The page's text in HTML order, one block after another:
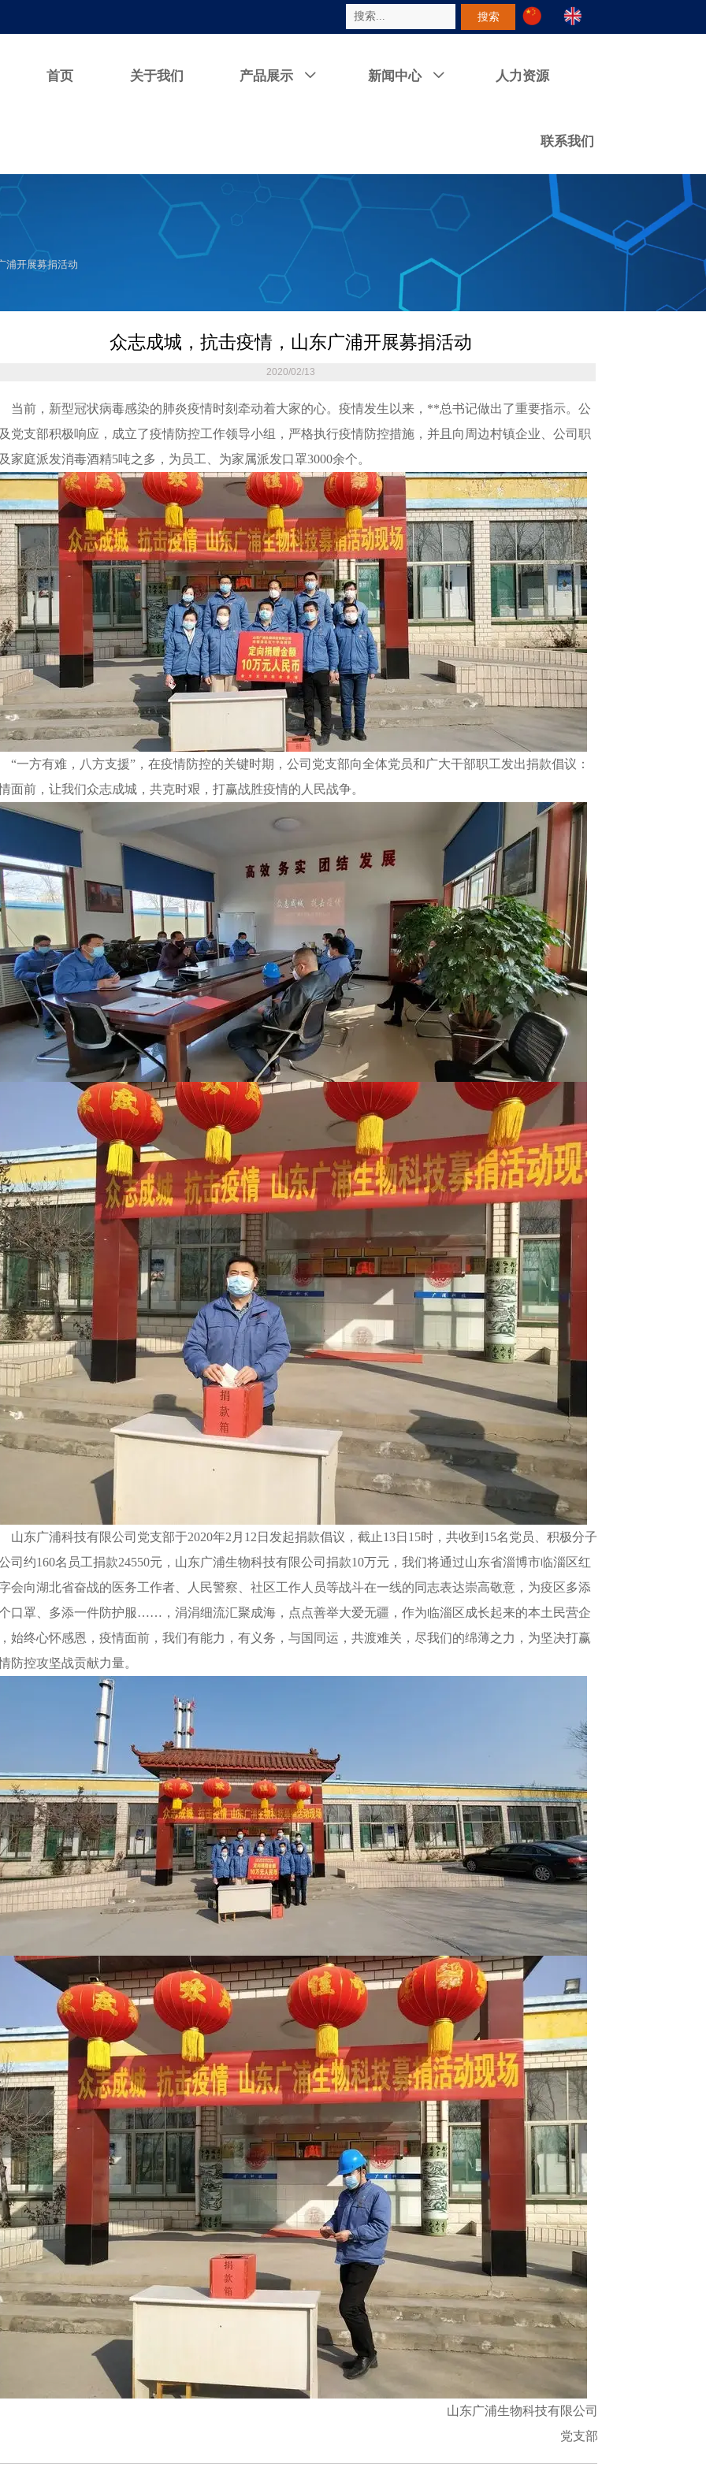
搜索
首页 关于我们 产品展示  新闻中心  人力资源
联系我们
浦开展募捐活动
众志成城，抗击疫情，山东广浦开展募捐活动
2020/02/13
当前，新型冠状病毒感染的肺炎疫情时刻牵动着大家的心。疫情发生以来，**总书记做出了重要指示。公
党支部积极响应，成立了疫情防控工作领导小组，严格执行疫情防控措施，并且向周边村镇企业、公司职
家庭派发消毒酒精5吨之多，为员工、为家属派发口罩3000余个。
“一方有难，八方支援”，在疫情防控的关键时期，公司党支部向全体党员和广大干部职工发出捐款倡议：
面前，让我们众志成城，共克时艰，打赢战胜疫情的人民战争。
山东广浦科技有限公司党支部于2020年2月12日发起捐款倡议，截止13日15时，共收到15名党员、积极分子
司约160名员工捐款24550元，山东广浦生物科技有限公司捐款10万元，我们将通过山东省淄博市临淄区红
会向湖北省奋战的医务工作者、人民警察、社区工作人员等战斗在一线的同志表达崇高敬意，为疫区多添
口罩、多添一件防护服……，涓涓细流汇聚成海，点点善举大爱无疆，作为临淄区成长起来的本土民营企
始终心怀感恩，疫情面前，我们有能力，有义务，与国同运，共渡难关，尽我们的绵薄之力，为坚决打赢
防控攻坚战贡献力量。
山东广浦生物科技有限公司
党支部